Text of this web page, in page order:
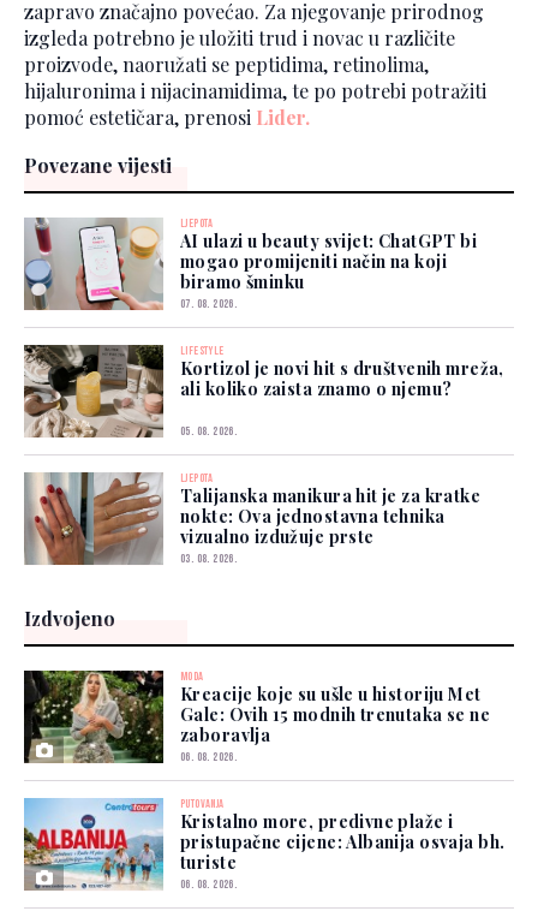
zapravo značajno povećao. Za njegovanje prirodnog
izgleda potrebno je uložiti trud i novac u različite
proizvode, naoružati se peptidima, retinolima,
hijaluronima i nijacinamidima, te po potrebi potražiti
pomoć estetičara, prenosi Lider.
Povezane vijesti
LJEPOTA
AI ulazi u beauty svijet: ChatGPT bi
mogao promijeniti način na koji
biramo šminku
07. 08. 2026.
LIFESTYLE
Kortizol je novi hit s društvenih mreža,
ali koliko zaista znamo o njemu?
05. 08. 2026.
LJEPOTA
Talijanska manikura hit je za kratke
nokte: Ova jednostavna tehnika
vizualno izdužuje prste
03. 08. 2026.
Izdvojeno
MODA
Kreacije koje su ušle u historiju Met
Gale: Ovih 15 modnih trenutaka se ne
zaboravlja
06. 08. 2026.
PUTOVANJA
Kristalno more, predivne plaže i
pristupačne cijene: Albanija osvaja bh.
turiste
06. 08. 2026.